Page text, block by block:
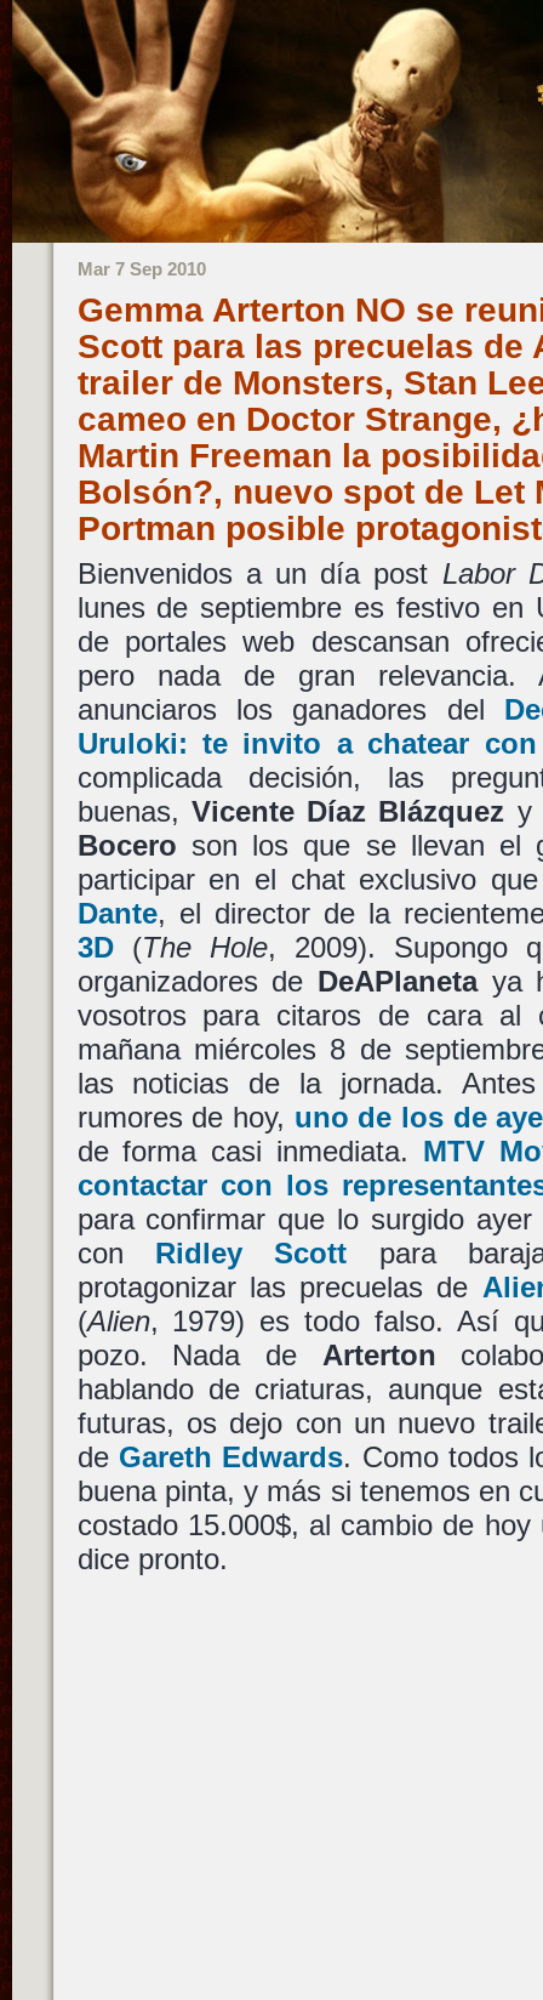
Mar 7 Sep 2010
Gemma Arterton NO se
Scott para las precuelas de
trailer de Monsters, Stan
cameo en Doctor Strange,
Martin Freeman la
Bolsón?, nuevo spot de Let
Portman posible
Bienvenidos a un día post Labor
lunes de septiembre es festivo en
de portales web descansan
pero nada de gran relevancia.
anunciaros los ganadores del
Uruloki: te invito a chatear con
complicada decisión, las
buenas, Vicente Díaz Blázquez y
Bocero son los que se llevan el
participar en el chat exclusivo
Dante, el director de la
3D(The Hole, 2009). Supongo
organizadores de DeAPlanetaya
vosotros para citaros de cara al
mañana miércoles 8 de
las noticias de la jornada.
rumores de hoy, uno de los de
de forma casi inmediata. MTV
contactar con los
para confirmar que lo surgido
con Ridley Scott para
protagonizar las precuelas de
(Alien, 1979) es todo falso. Así
pozo. Nada de Arterton
hablando de criaturas, aunque
futuras, os dejo con un nuevo
de Gareth Edwards. Como todos
buena pinta, y más si tenemos en
costado 15.000$, al cambio de
dice pronto.